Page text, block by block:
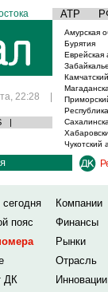
АТР
22:28 |
|
Амурская
Бурятия
Еврейская
Чукотский
сегодня
Компании
пояс
Финансы
Рынки
Отрасль
ДК
Инновации